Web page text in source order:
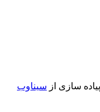
سازی از سیناوب